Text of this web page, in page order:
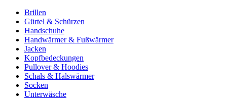
Brillen
Gürtel & Schürzen
Handschuhe
Handwärmer & Fußwärmer
Jacken
Kopfbedeckungen
Pullover & Hoodies
Schals & Halswärmer
Socken
Unterwäsche